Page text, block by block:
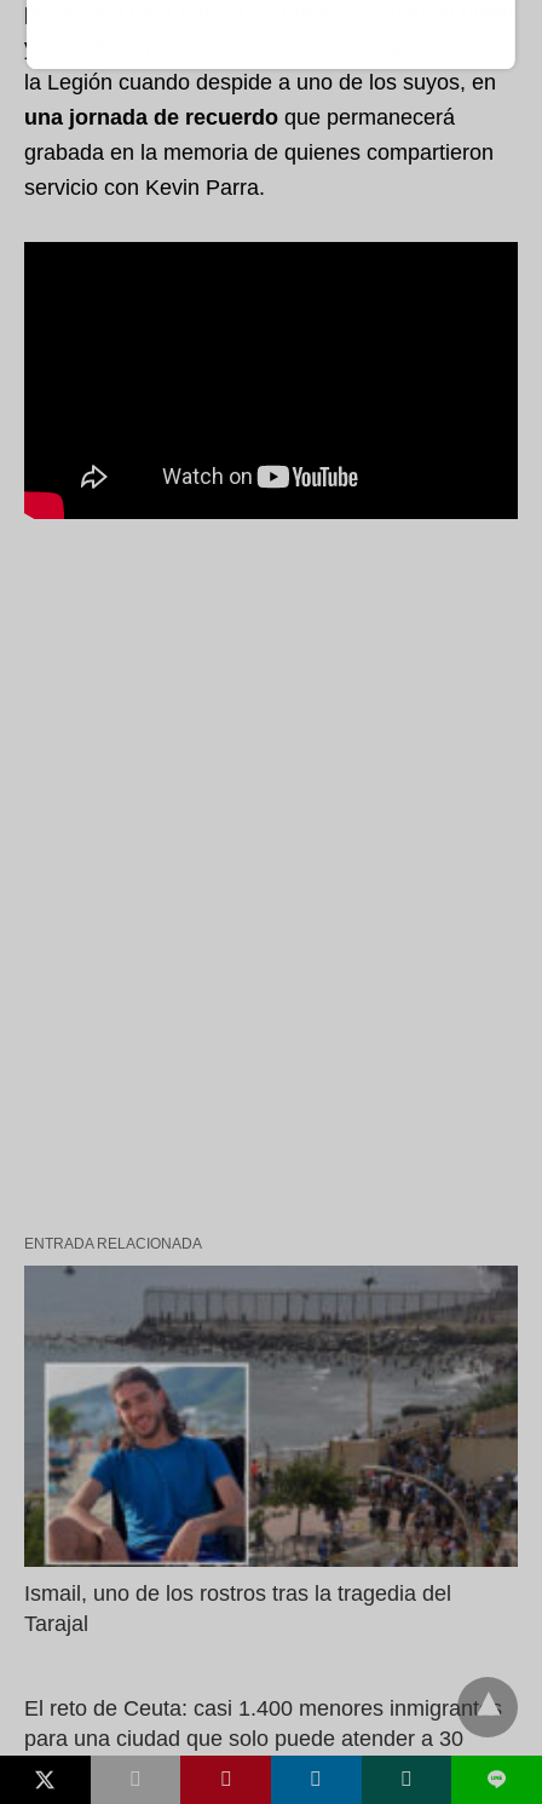
preparado para reflejar el profundo cariño, la unión
y el sentimiento de pertenencia que caracterizan a
la Legión cuando despide a uno de los suyos, en
una jornada de recuerdo que permanecerá
grabada en la memoria de quienes compartieron
servicio con Kevin Parra.
ENTRADA RELACIONADA
Ismail, uno de los rostros tras la tragedia del
Tarajal
El reto de Ceuta: casi 1.400 menores inmigrantes
para una ciudad que solo puede atender a 30
L